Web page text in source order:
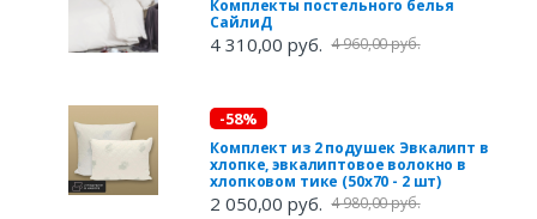
Комплекты постельного белья
СайлиД
4 310,00 руб. 4 960,00 руб.
-58%
Комплект из 2 подушек Эвкалипт в
хлопке, эвкалиптовое волокно в
хлопковом тике (50х70 - 2 шт)
2 050,00 руб. 4 980,00 руб.